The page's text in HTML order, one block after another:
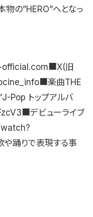
物の”HERO”へとなっ
official.com■X(旧
楽曲THE
Pop トップアルバ
デビューライブ
踊りで表現する事